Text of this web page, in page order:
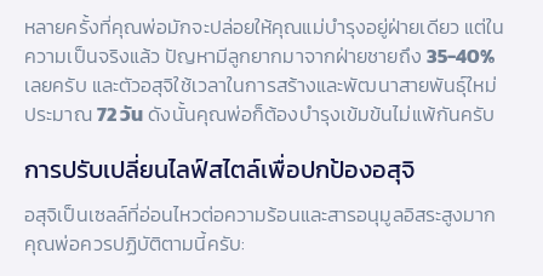
หลายครั้งที่คุณพ่อมักจะปล่อยให้คุณแม่บำรุงอยู่ฝ่ายเดียว แต่ใน
ความเป็นจริงแล้ว ปัญหามีลูกยากมาจากฝ่ายชายถึง 35-40%
เลยครับ และตัวอสุจิใช้เวลาในการสร้างและพัฒนาสายพันธุ์ใหม่
ประมาณ72 วันดังนั้นคุณพ่อก็ต้องบำรุงเข้มข้นไม่แพ้กันครับ
การปรับเปลี่ยนไลฟ์สไตล์เพื่อปกป้องอสุจิ
อสุจิเป็นเซลล์ที่อ่อนไหวต่อความร้อนและสารอนุมูลอิสระสูงมาก
คุณพ่อควรปฏิบัติตามนี้ครับ: